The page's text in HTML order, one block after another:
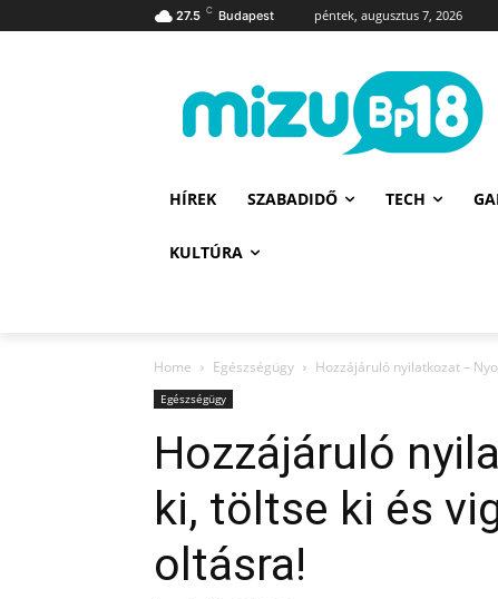
27.5 C Budapest péntek, augusztus 7, 2026
HÍREK SZABADIDŐ TECH
KULTÚRA
Home Egészségügy Hozzájáruló nyilatkozat –
Egészségügy
Hozzájáruló
ki, töltse ki és
oltásra!